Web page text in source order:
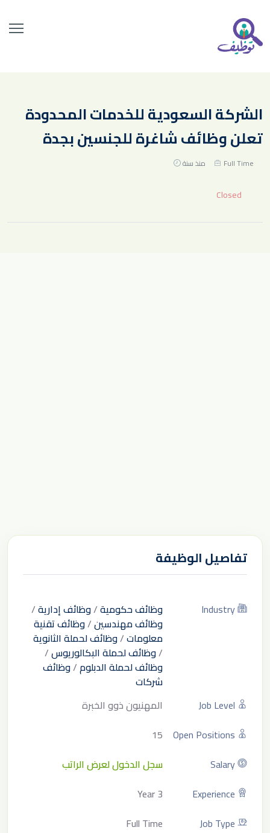
الشركة السعودية للخدمات المحدودة
تعلن وظائف شاغرة للجنسين بجدة
Full Time منذ سنة
Closed
تفاصيل الوظيفة
Industry وظائف حكومية/وظائف إدارية/
وظائف مهندسين/وظائف تقنية
معلومات/وظائف لحملة الثانوية
/وظائف لحملة البكالوريوس/
وظائف لحملة الدبلوم/وظائف
شركات
Job Level
المهنيون ذوو الخبرة
Open Positions
15
Salary
سجل الدخول لعرض الراتب
Experience
3 Year
Job Type
Full Time